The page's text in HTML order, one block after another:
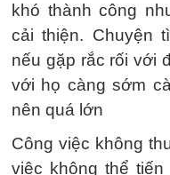
khó thành công
cải thiện. Chuyện
nếu gặp rắc rối với
với họ càng sớm
nên quá lớn
Công việc không
việc không thể